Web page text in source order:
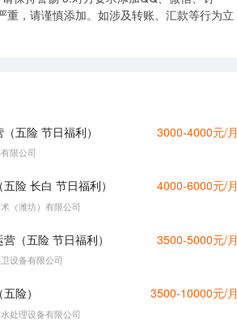
，请谨慎添加。如涉及转账、汇款等行为立
五险 节日福利） 3000-4000元/月
限公司
险 长白 节日福利） 4000-6000元/月
（潍坊）有限公司
（五险 节日福利） 3500-5000元/月
设备有限公司
险） 3500-10000元/月
处理设备有限公司